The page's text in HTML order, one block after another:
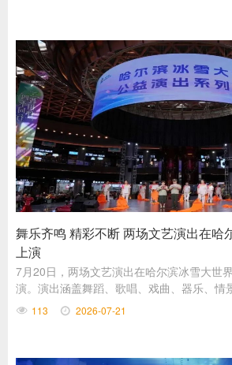
舞乐齐鸣 精彩不断 两场文艺演出在哈
上演
7月20日，两场文艺演出在哈尔滨冰雪大世
演。演出涵盖舞蹈、歌唱、戏曲、器乐、情
节目丰富、形式多样，为现场观众带来充实
113 2026-07-21